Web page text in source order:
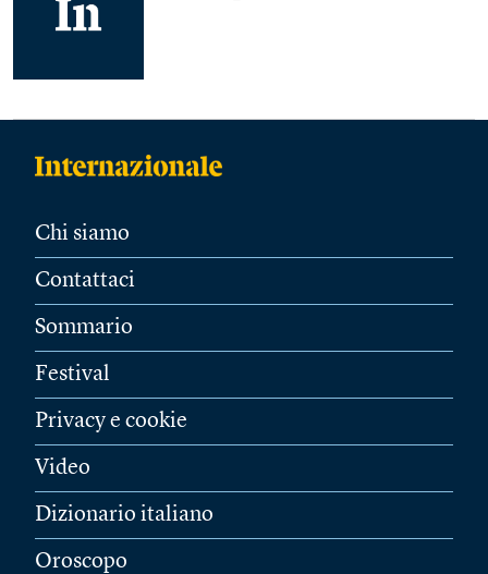
Chi siamo
Contattaci
Sommario
Festival
Privacy e cookie
Video
Dizionario italiano
Oroscopo